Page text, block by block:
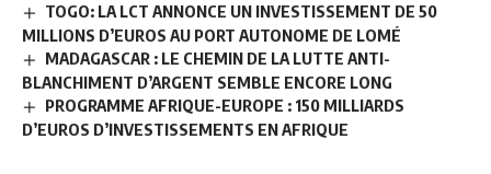
TOGO: LA LCT ANNONCE UN INVESTISSEMENT DE 50
MILLIONS D’EUROS AU PORT AUTONOME DE LOMÉ
MADAGASCAR : LE CHEMIN DE LA LUTTE ANTI-
BLANCHIMENT D’ARGENT SEMBLE ENCORE LONG
PROGRAMME AFRIQUE-EUROPE : 150 MILLIARDS
D’EUROS D’INVESTISSEMENTS EN AFRIQUE